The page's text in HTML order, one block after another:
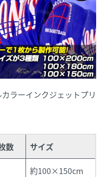
ラーインクジェットプリ
数 サイズ
約100×150cm